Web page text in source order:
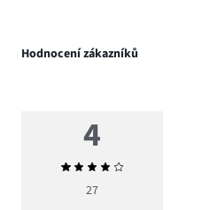
Hodnocení zákazníků
4
Průměrné
hodnocení
27